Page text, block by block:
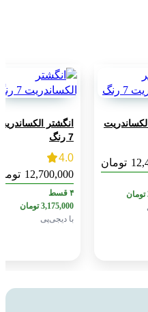
انگشتر الکساندریت
4.0
12,700,000 تومان
تومان
۴ قسط